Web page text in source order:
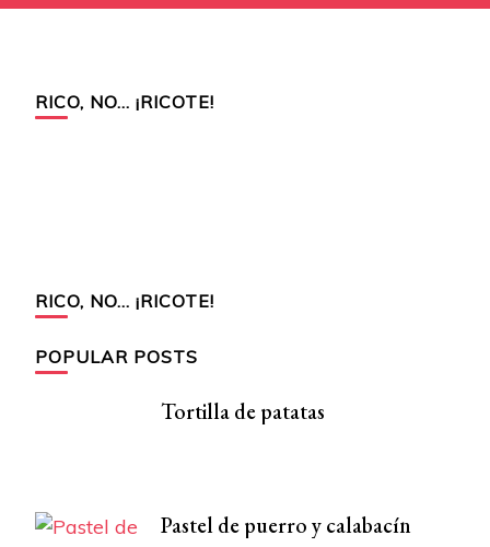
RICO, NO… ¡RICOTE!
RICO, NO… ¡RICOTE!
POPULAR POSTS
Tortilla de patatas
Pastel de puerro y calabacín